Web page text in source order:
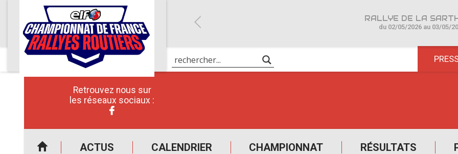
Retrouvez nous sur
les réseaux sociaux :
ACTUS CALENDRIER CHAMPIONNAT RÉSULTATS
du 02/05/2026 au 03/05/